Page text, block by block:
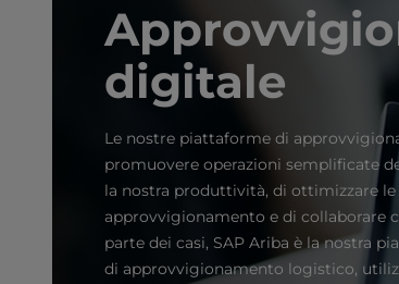
digitale
Le nostre piattaforme di
promuovere operazioni semplificate
la nostra produttività, di ottimizzare le
approvvigionamento e di collaborare
parte dei casi, SAP Ariba è la nostra
di approvvigionamento logistico,